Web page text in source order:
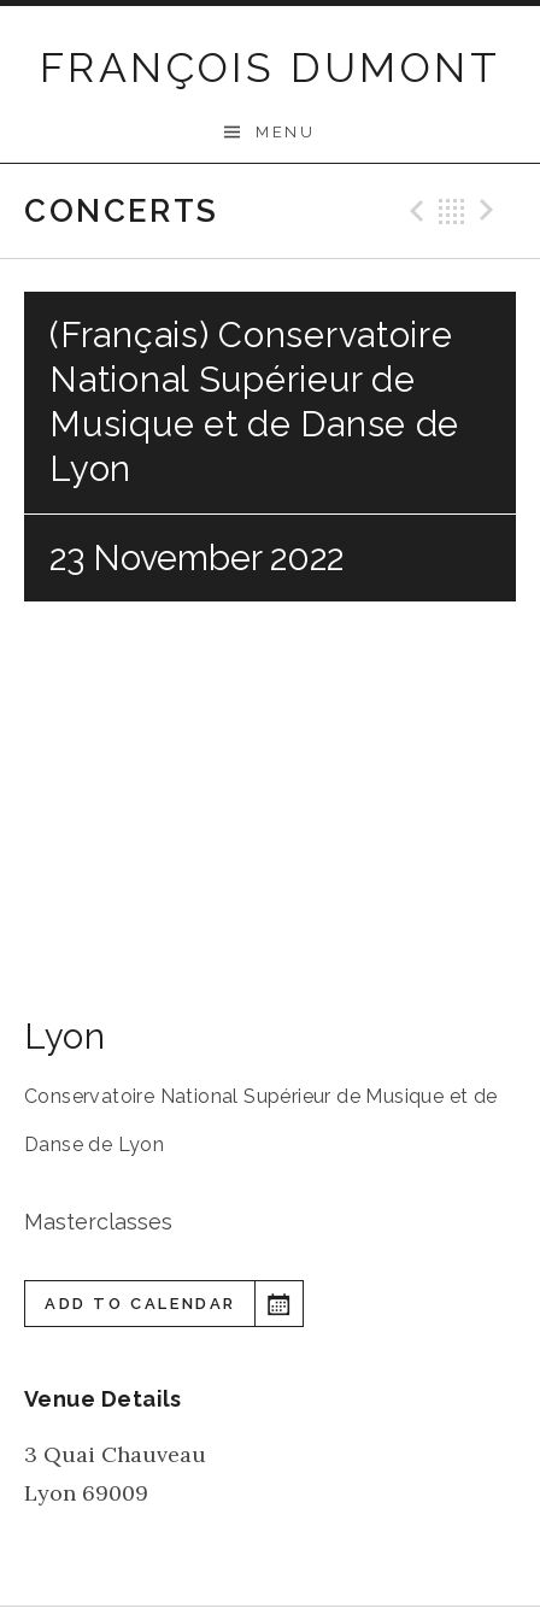
FRANÇOIS DUMONT
MENU
CONCERTS
(Français) Conservatoire
National Supérieur de
Musique et de Danse de
Lyon
23 November 2022
Lyon
Conservatoire National Supérieur de Musique et de
Danse de Lyon
Masterclasses
ADD TO CALENDAR
Venue Details
3 Quai Chauveau
Lyon 69009